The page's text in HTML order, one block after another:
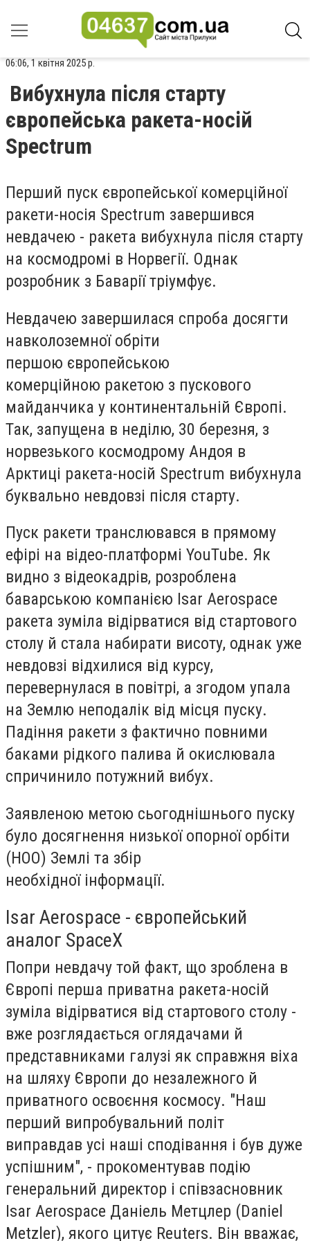
06:06, 1 квітня 2025 р.
Вибухнула після старту
європейська ракета-носій
Spectrum
Перший пуск європейської комерційної
ракети-носія Spectrum завершився
невдачею - ракета вибухнула після старту
на космодромі в Норвегії. Однак
розробник з Баварії тріумфує.
Невдачею завершилася спроба досягти
навколоземної обріти
першою європейською
комерційною ракетою з пускового
майданчика у континентальній Європі.
Так, запущена в неділю, 30 березня, з
норвезького космодрому Андоя в
Арктиці ракета-носій Spectrum вибухнула
буквально невдовзі після старту.
Пуск ракети транслювався в прямому
ефірі на відео-платформі YouTube. Як
видно з відеокадрів, розроблена
баварською компанією Isar Aerospace
ракета зуміла відірватися від стартового
столу й стала набирати висоту, однак уже
невдовзі відхилися від курсу,
перевернулася в повітрі, а згодом упала
на Землю неподалік від місця пуску.
Падіння ракети з фактично повними
баками рідкого палива й окислювала
спричинило потужний вибух.
Заявленою метою сьогоднішнього пуску
було досягнення низької опорної орбіти
(НОО) Землі та збір
необхідної інформації.
Isar Aerospace - європейський
аналог SpaceX
Попри невдачу той факт, що зроблена в
Європі перша приватна ракета-носій
зуміла відірватися від стартового столу -
вже розглядається оглядачами й
представниками галузі як справжня віха
на шляху Європи до незалежного й
приватного освоєння космосу. "Наш
перший випробувальний політ
виправдав усі наші сподівання і був дуже
успішним", - прокоментував подію
генеральний директор і співзасновник
Isar Aerospace Даніель Метцлер (Daniel
Metzler), якого цитує Reuters. Він вважає,